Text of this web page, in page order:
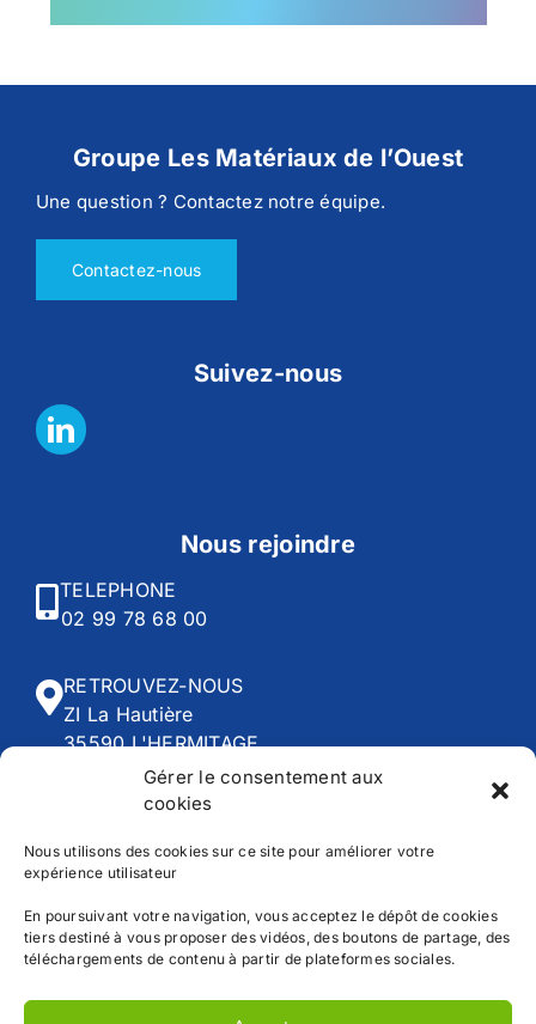
Gérer le consentement aux
cookies
Nous utilisons des cookies sur ce site pour améliorer votre
expérience utilisateur
En poursuivant votre navigation, vous acceptez le dépôt de cookies
tiers destiné à vous proposer des vidéos, des boutons de partage, des
téléchargements de contenu à partir de plateformes sociales.
Groupe Les Matériaux de l’Ouest
Une question ? Contactez notre équipe.
Contactez-nous
Suivez-nous
Nous rejoindre
TELEPHONE
02 99 78 68 00
RETROUVEZ-NOUS
ZI La Hautière
35590 L'HERMITAGE
HORAIRES
Du lundi au vendredi :
8h00 - 12h30 | 13h45 - 18h30
Accueil
CGV